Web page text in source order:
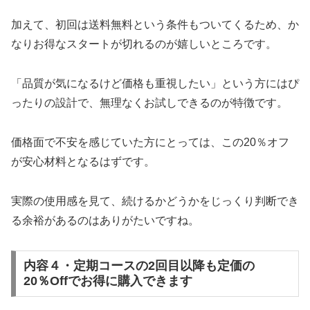
加えて、初回は送料無料という条件もついてくるため、か
なりお得なスタートが切れるのが嬉しいところです。
「品質が気になるけど価格も重視したい」という方にはぴ
ったりの設計で、無理なくお試しできるのが特徴です。
価格面で不安を感じていた方にとっては、この20％オフ
が安心材料となるはずです。
実際の使用感を見て、続けるかどうかをじっくり判断でき
る余裕があるのはありがたいですね。
内容４・定期コースの2回目以降も定価の
20％Offでお得に購入できます